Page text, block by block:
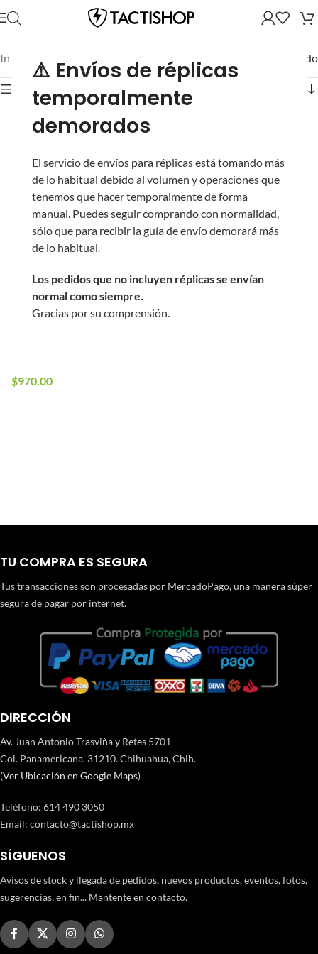
⚠️ Envíos de réplicas
temporalmente
demorados
El servicio de envíos para réplicas está tomando más
de lo habitual debido al volumen y operaciones que
tenemos que hacer temporalmente de forma
manual. Puedes seguir comprando con normalidad,
sólo que para recibir la guía de envío demorará más
de lo habitual.
Los pedidos que no incluyen réplicas se envían
normal como siempre.
Gracias por su comprensión.
Inicio Mostrando el único resultado
Mostrar filtros
Cargador LCT
de Airsoft Eléctricas
LC-3/G3 (Estilo: Stripe
/ 140 BBs)
$970.00
TU COMPRA ES SEGURA
Tus transacciones son procesadas por MercadoPago, una manera súper
segura de pagar por internet.
DIRECCIÓN
Av. Juan Antonio Trasviña y Retes 5701
Col. Panamericana, 31210. Chihuahua, Chih.
(Ver Ubicación en Google Maps)
Teléfono: 614 490 3050
Email: contacto@tactishop.mx
SÍGUENOS
Avisos de stock y llegada de pedidos, nuevos productos, eventos, fotos,
sugerencias, en fin... Mantente en contacto.